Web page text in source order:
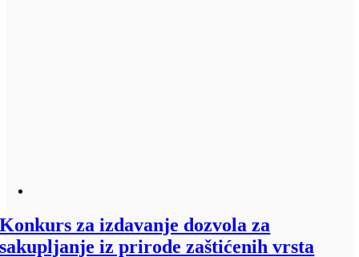
Konkurs za izdavanje dozvola za
sakupljanje iz prirode zaštićenih vrsta